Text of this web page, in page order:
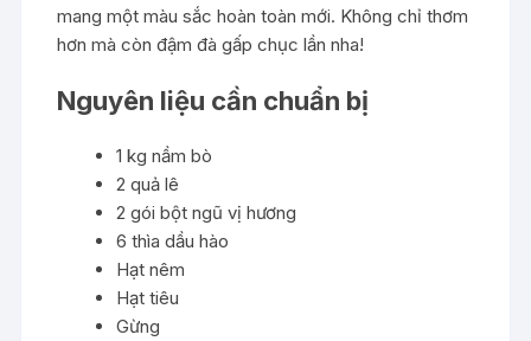
mang một màu sắc hoàn toàn mới. Không chỉ thơm
hơn mà còn đậm đà gấp chục lần nha!
Nguyên liệu cần chuẩn bị
1 kg nầm bò
2 quả lê
2 gói bột ngũ vị hương
6 thìa dầu hào
Hạt nêm
Hạt tiêu
Gừng